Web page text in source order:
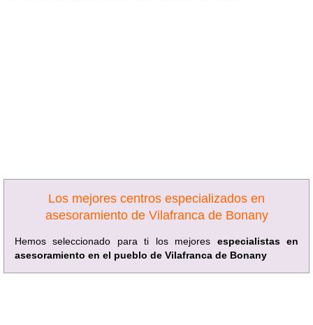
Los mejores centros especializados en
asesoramiento de Vilafranca de Bonany
Hemos seleccionado para ti los mejores especialistas en
asesoramiento en el pueblo de Vilafranca de Bonany